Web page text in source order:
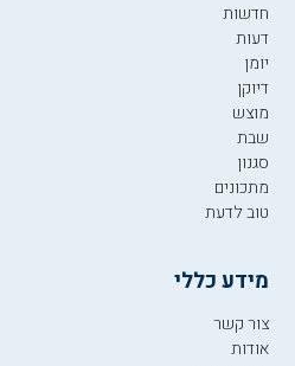
חדשות
דעות
יומן
דיוקן
מוצש
שבת
סגנון
מתכונים
טוב לדעת
מידע כללי
צור קשר
אודות